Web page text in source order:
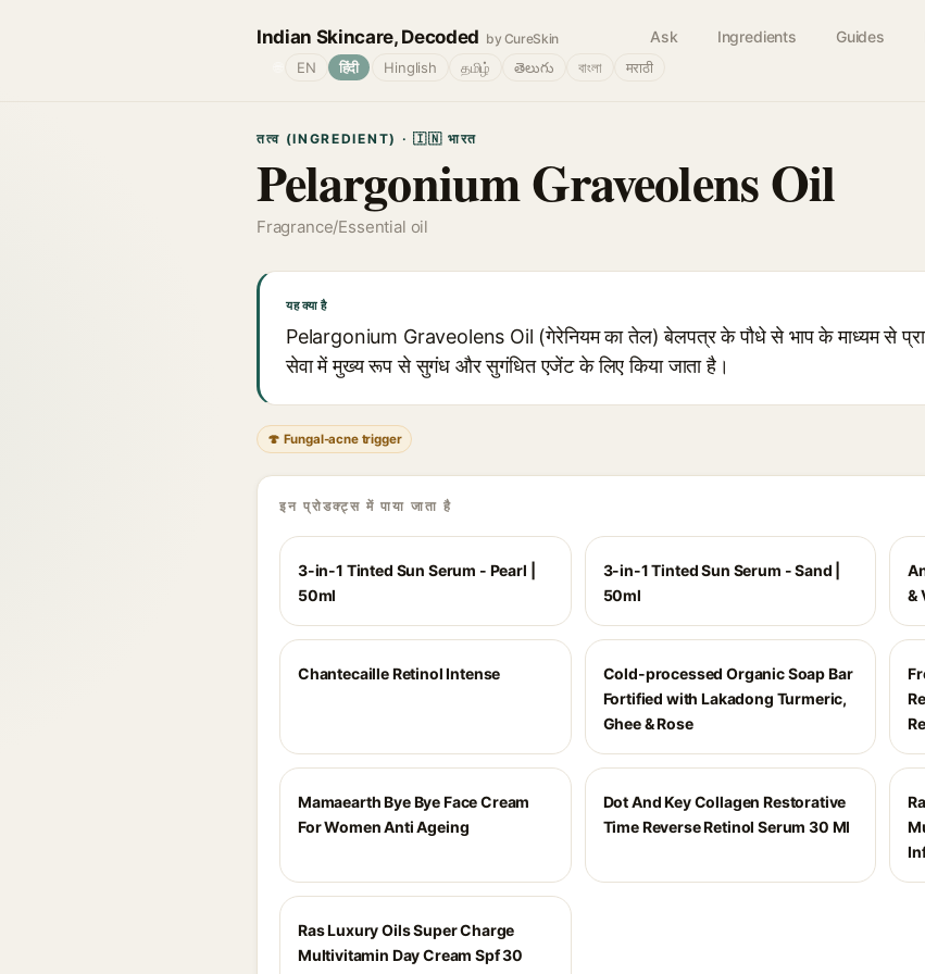
Indian Skincare, Decoded by CureSkin Ask Ingredients Guides
EN हिंदी Hinglish தமிழ் తెలుగు বাংলা मराठी
तत्व (INGREDIENT) · 🇮🇳 भारत
Pelargonium Graveolens Oil
Fragrance/Essential oil
यह क्या है
Pelargonium Graveolens Oil (गेरेनियम का तेल) बेलपत्र के पौधे से भाप के माध्यम से
सेवा में मुख्य रूप से सुगंध और सुगंधित एजेंट के लिए किया जाता है।
🍄 Fungal-acne trigger
इन प्रोडक्ट्स में पाया जाता है
3-in-1 Tinted Sun Serum - Pearl |
50ml
3-in-1 Tinted Sun Serum - Sand |
50ml
&
Chantecaille Retinol Intense
Cold-processed Organic Soap Bar
Fortified with Lakadong Turmeric,
Ghee & Rose
Mamaearth Bye Bye Face Cream
For Women Anti Ageing
Dot And Key Collagen Restorative
Time Reverse Retinol Serum 30 Ml
Ras Luxury Oils Super Charge
Multivitamin Day Cream Spf 30